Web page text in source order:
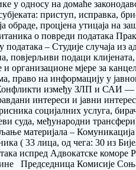
у односу на домаће
приступ, исправка,
процјена утицаја на
о повреди података
– Студије случаја
повјерљиви подаци
и организационе мјере за
право на информацију у
између ЗЛП и САИ —
интереси и јавни
социјалних услуга,
суда, међународни
материјала –
( 33 лица, од чега: 30 из
испред Адвокатске коморе
Председница Комисије